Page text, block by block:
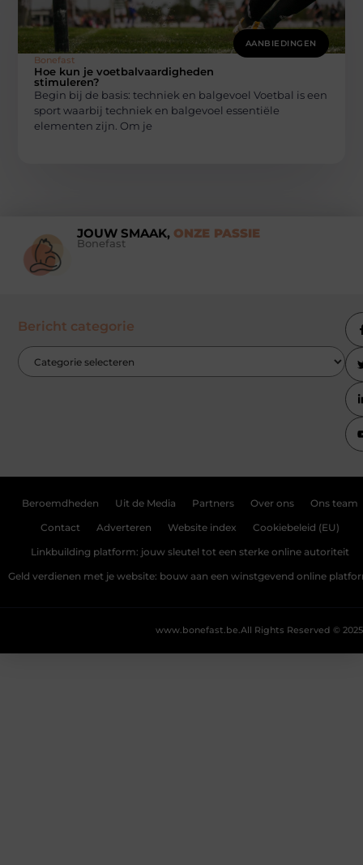
AANBIEDINGEN
Bonefast
Hoe kun je voetbalvaardigheden
stimuleren?
Begin bij de basis: techniek en balgevoel Voetbal is een
sport waarbij techniek en balgevoel essentiële
elementen zijn. Om je
JOUW SMAAK, ONZE PASSIE
Bonefast
Bericht categorie
Beroemdheden Uit de Media Partners Over ons Ons team
Contact Adverteren Website index Cookiebeleid (EU)
Linkbuilding platform: jouw sleutel tot een sterke online autoriteit
Geld verdienen met je website: bouw aan een winstgevend online
All Rights Reserved © 2025
www.bonefast.be.